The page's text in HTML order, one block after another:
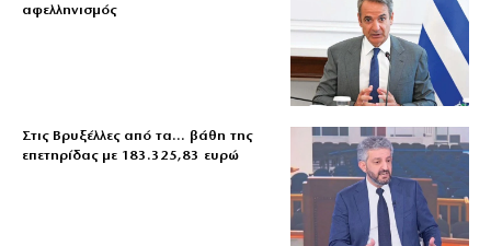
αφελληνισμός
Στις Βρυξέλλες από τα… βάθη της
επετηρίδας με 183.325,83 ευρώ